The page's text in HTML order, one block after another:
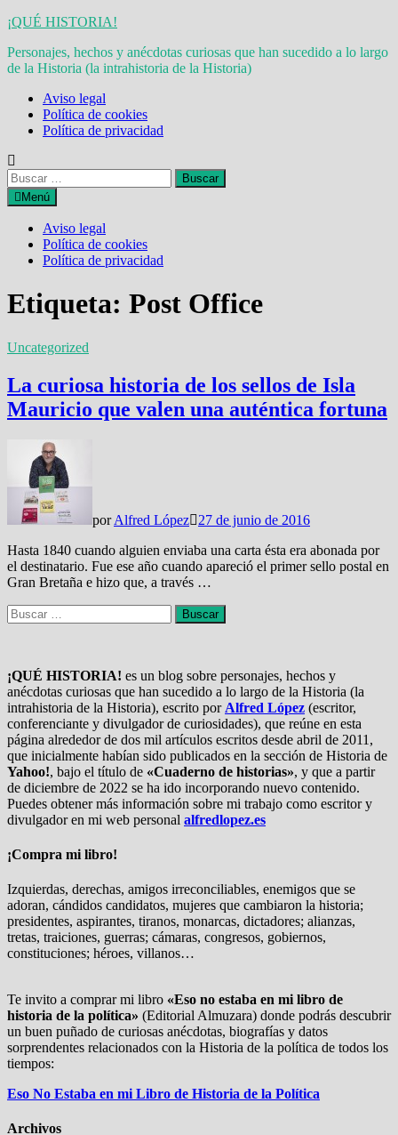
Saltar
contenido
¡QUÉ HISTORIA!
Personajes, hechos y anécdotas curiosas que han sucedido a lo largo
de la Historia (la intrahistoria de la Historia)
Aviso legal
Política de cookies
Política de privacidad
Buscar:
Menú
Aviso legal
Política de cookies
Política de privacidad
Etiqueta: Post Office
Uncategorized
La curiosa historia de los sellos de Isla
Mauricio que valen una auténtica fortuna
porAlfred López
27 de junio de 2016
Hasta 1840 cuando alguien enviaba una carta ésta era abonada por
el destinatario. Fue ese año cuando apareció el primer sello postal en
Gran Bretaña e hizo que, a través …
Buscar:
¡QUÉ HISTORIA! es un blog sobre personajes, hechos y
anécdotas curiosas que han sucedido a lo largo de la Historia (la
intrahistoria de la Historia), escrito por Alfred López (escritor,
conferenciante y divulgador de curiosidades), que reúne en esta
página alrededor de dos mil artículos escritos desde abril de 2011,
que inicialmente habían sido publicados en la sección de Historia de
Yahoo!, bajo el título de «Cuaderno de historias», y que a partir
de diciembre de 2022 se ha ido incorporando nuevo contenido.
Puedes obtener más información sobre mi trabajo como escritor y
divulgador en mi web personal alfredlopez.es
¡Compra mi libro!
Izquierdas, derechas, amigos irreconciliables, enemigos que se
adoran, cándidos candidatos, mujeres que cambiaron la historia;
presidentes, aspirantes, tiranos, monarcas, dictadores; alianzas,
tretas, traiciones, guerras; cámaras, congresos, gobiernos,
constituciones; héroes, villanos…
Te invito a comprar mi libro «Eso no estaba en mi libro de
historia de la política» (Editorial Almuzara) donde podrás descubrir
un buen puñado de curiosas anécdotas, biografías y datos
sorprendentes relacionados con la Historia de la política de todos los
tiempos:
Eso No Estaba en mi Libro de Historia de la Política
Archivos